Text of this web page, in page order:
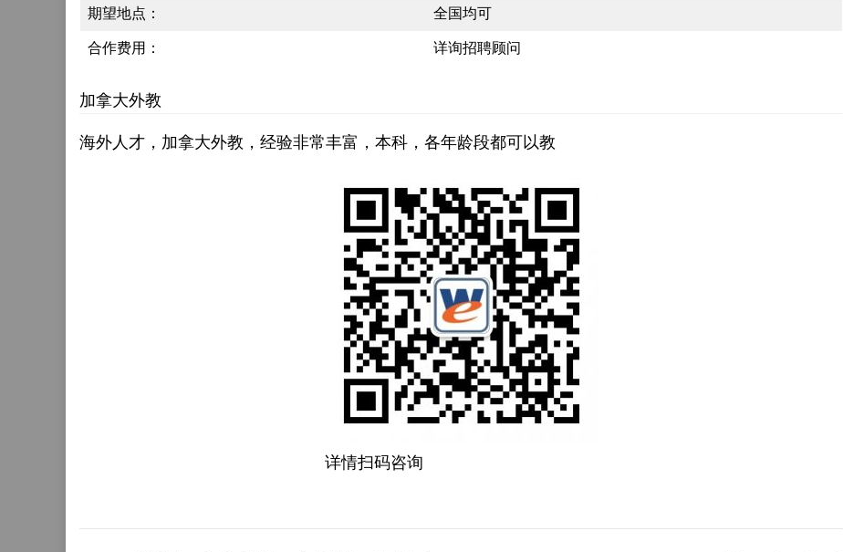
期望地点：
全国均可
合作费用：
详询招聘顾问
加拿大外教
海外人才，加拿大外教，经验非常丰富，本科，各年龄段都可以教
详情扫码咨询